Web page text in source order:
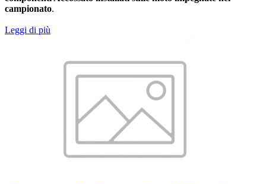
campionato.
Leggi di più